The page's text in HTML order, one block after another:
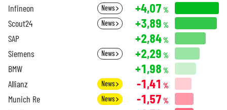
Infineon News +4,07 %
Scout24 News +3,89 %
SAP +2,84%
Siemens News +2,29 %
BMW +1,98 %
Allianz News -1,41 %
Munich Re News -1,57 %